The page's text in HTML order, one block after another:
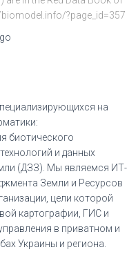
?page_id=357
на
биотического
и данных
(ДЗЗ). Мы являемся ИТ-
Земли и Ресурсов
цели которой
картографии, ГИС и
в приватном и
Украины и региона.